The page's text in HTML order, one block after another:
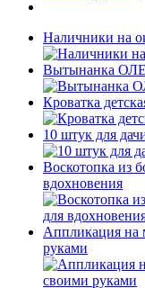
Наличники на
Вытынанка
Кроватка
10 штук для
Воскотопка из
вдохновения
Аппликация на
руками